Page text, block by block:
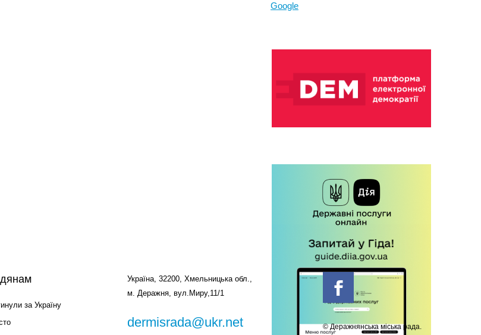
Google
за Україну
Україна, 32200, Хмельницька обл.,
м. Деражня, вул.Миру,11/1
dermisrada@ukr.net
© Деражнянська міська рада.